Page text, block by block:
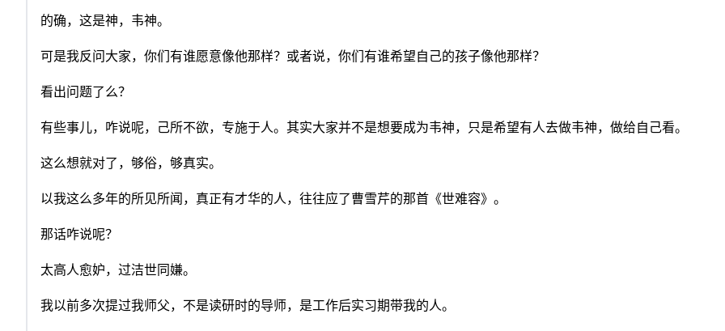
的确，这是神，韦神。
可是我反问大家，你们有谁愿意像他那样？或者说，你们有谁希望自己的孩子像他那样？
看出问题了么？
有些事儿，咋说呢，己所不欲，专施于人。其实大家并不是想要成为韦神，只是希望有人去做韦神，做给自己看。
这么想就对了，够俗，够真实。
以我这么多年的所见所闻，真正有才华的人，往往应了曹雪芹的那首《世难容》。
那话咋说呢？
太高人愈妒，过洁世同嫌。
我以前多次提过我师父，不是读研时的导师，是工作后实习期带我的人。